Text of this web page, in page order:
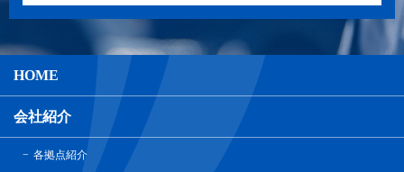
HOME
会社紹介
各拠点紹介